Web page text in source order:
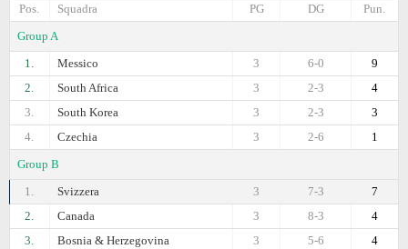
Pos.
Squadra Pun.
DG
PG
Group A
1.
Messico 9
6-0
3
2.
South Africa 4
2-3
3
3.
South Korea 3
2-3
3
4.
Czechia 1
2-6
3
Group B
1.
Svizzera 7
7-3
3
2.
Canada 4
8-3
3
3.
Bosnia & Herzegovina 4
5-6
3